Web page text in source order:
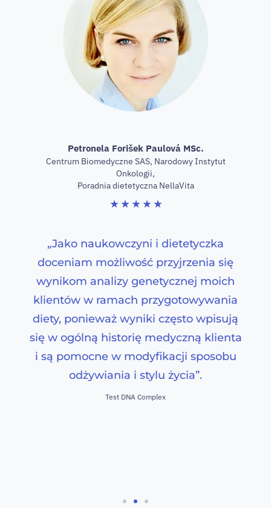
Petronela Forišek Paulová MSc.
Centrum Biomedyczne SAS, Narodowy Instytut
Onkologii,
Poradnia dietetyczna NellaVita
★ ★ ★ ★ ★
„Jako naukowczyni i dietetyczka
doceniam możliwość przyjrzenia się
wynikom analizy genetycznej moich
klientów w ramach przygotowywania
diety, ponieważ wyniki często wpisują
się w ogólną historię medyczną klienta
i są pomocne w modyfikacji sposobu
odżywiania i stylu życia”.
Test DNA Complex